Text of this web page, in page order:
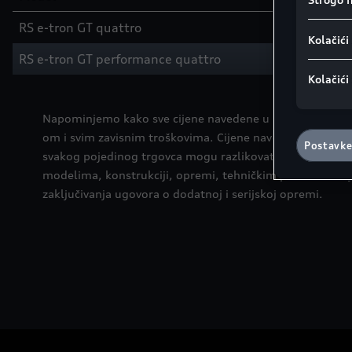
RS e-tron GT quattro
RS e-tron GT performance quattro
H
Napominjemo kako sve cijene navedene u ovom
om i svim zavisnim troškovima. Cijene navedene u
svakog pojedinog trgovca mogu razlikovati od cijena
modelima, konstrukciji, opremi, tehničkim podacima,
zaključivanja ugovora o dodatnoj i serijskoj opremi.
kolačić.
osobne
kolačića
također
dnu web